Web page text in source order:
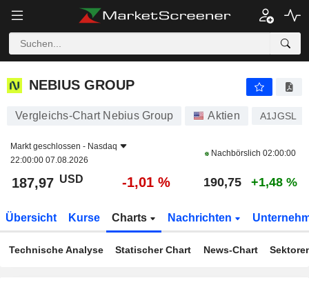
NEBIUS GROUP
NEBIUS GROUP
Vergleichs-Chart Nebius Group Aktien A1JGSL
Markt geschlossen - Nasdaq
22:00:00 07.08.2026
Nachbörslich 02:00:00
187,97 USD -1,01 % 190,75 +1,48 %
Übersicht Kurse Charts Nachrichten
Technische Analyse Statischer Chart News-Chart